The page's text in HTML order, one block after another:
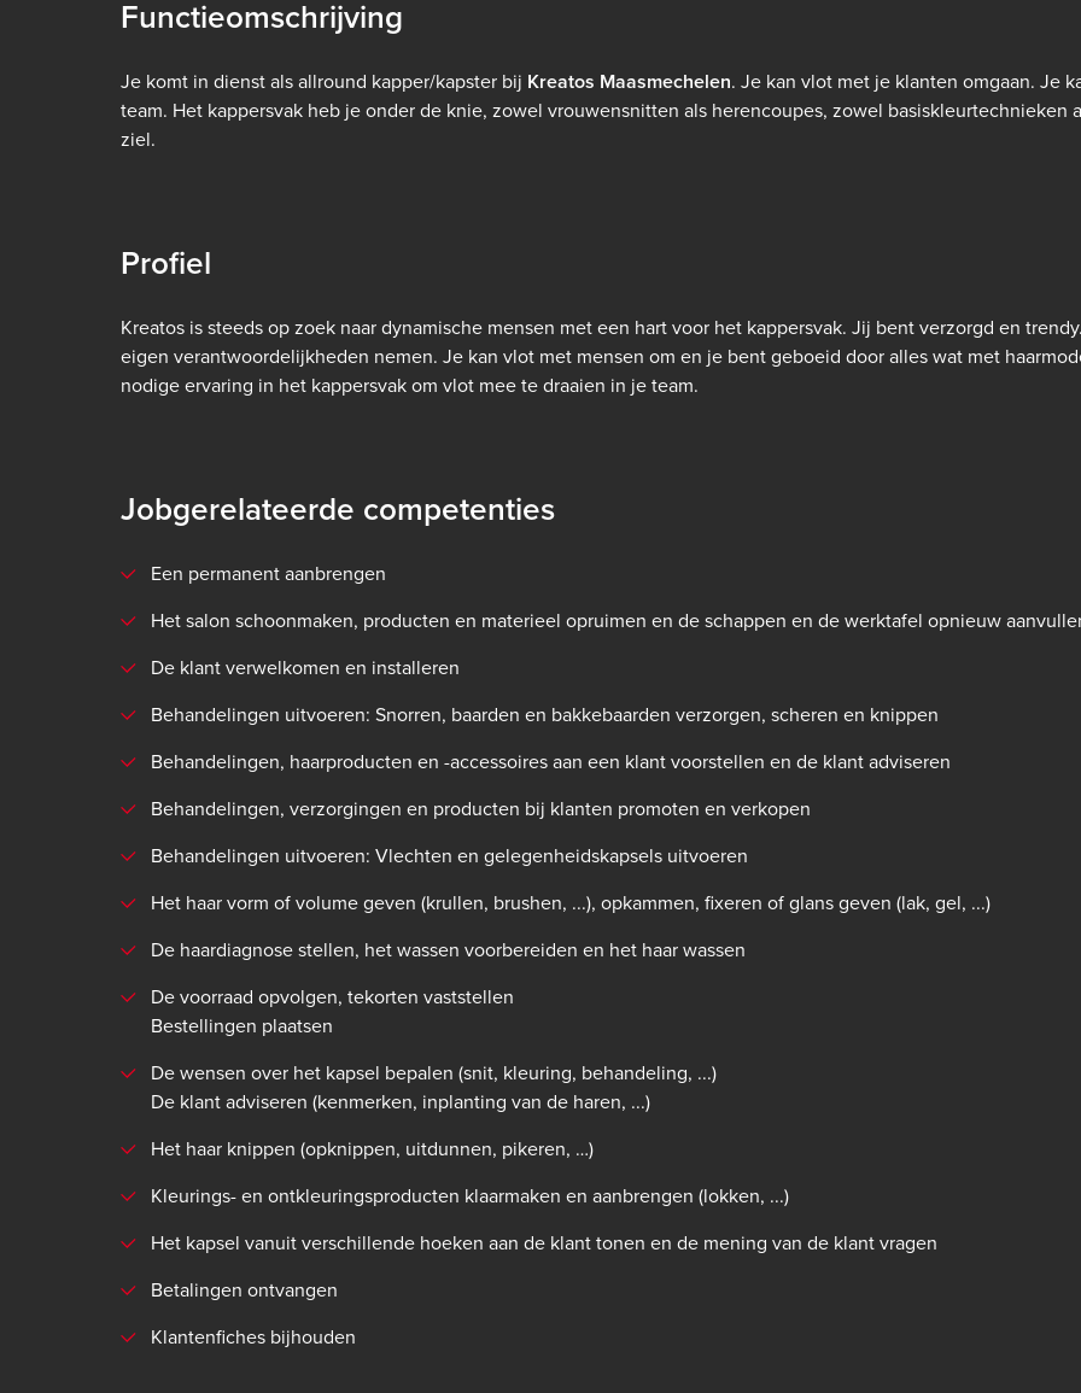
Functieomschrijving
Je komt in dienst als allround kapper/kapster bij Kreatos Maasmechelen. Je kan vlot met je klanten omgaan. Je
team. Het kappersvak heb je onder de knie, zowel vrouwensnitten als herencoupes, zowel basiskleurtechnieken
ziel.
Profiel
Kreatos is steeds op zoek naar dynamische mensen met een hart voor het kappersvak. Jij bent verzorgd en
eigen verantwoordelijkheden nemen. Je kan vlot met mensen om en je bent geboeid door alles wat met
nodige ervaring in het kappersvak om vlot mee te draaien in je team.
Jobgerelateerde competenties
Een permanent aanbrengen
Het salon schoonmaken, producten en materieel opruimen en de schappen en de werktafel opnieuw
De klant verwelkomen en installeren
Behandelingen uitvoeren: Snorren, baarden en bakkebaarden verzorgen, scheren en knippen
Behandelingen, haarproducten en -accessoires aan een klant voorstellen en de klant adviseren
Behandelingen, verzorgingen en producten bij klanten promoten en verkopen
Behandelingen uitvoeren: Vlechten en gelegenheidskapsels uitvoeren
Het haar vorm of volume geven (krullen, brushen, ...), opkammen, fixeren of glans geven (lak, gel, ...)
De haardiagnose stellen, het wassen voorbereiden en het haar wassen
De voorraad opvolgen, tekorten vaststellen
Bestellingen plaatsen
De wensen over het kapsel bepalen (snit, kleuring, behandeling, ...)
De klant adviseren (kenmerken, inplanting van de haren, ...)
Het haar knippen (opknippen, uitdunnen, pikeren, …)
Kleurings- en ontkleuringsproducten klaarmaken en aanbrengen (lokken, ...)
Het kapsel vanuit verschillende hoeken aan de klant tonen en de mening van de klant vragen
Betalingen ontvangen
Klantenfiches bijhouden